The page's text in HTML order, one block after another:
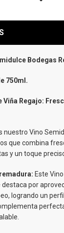
Bodegas
750ml.
Viña Regajo:
nuestro Vino
que combina
y un toque
Este
destaca por
logrando un